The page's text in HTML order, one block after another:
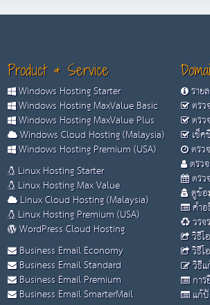
Product & Service
Windows Hosting Starter
Windows Hosting MaxValue Basic
Windows Hosting MaxValue Plus
Windows Cloud Hosting (Malaysia)
Windows Hosting Premium (USA)
Linux Hosting Starter
Linux Hosting Max Value
Linux Cloud Hosting (Malaysia)
Linux Hosting Premium (USA)
WordPress Cloud Hosting
Business Email Economy
Business Email Standard
Business Email Premium
Business Email SmarterMail
ราย
ตรว
ตรว
เช็ค
ตรว
ตรว
ตรว
ดูข้อ
คำอ
วรจ
วิธีโ
วิธีโ
วิธีแ
การ
แก้ปั